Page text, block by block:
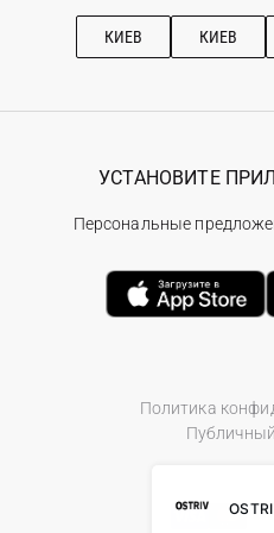
КИЕВ КИЕВ
Политика
УСТАНОВИТЕ
Персональные